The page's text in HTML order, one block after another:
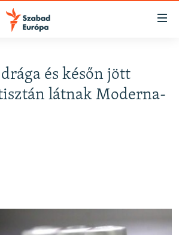
és későn jött
látnak Moderna-